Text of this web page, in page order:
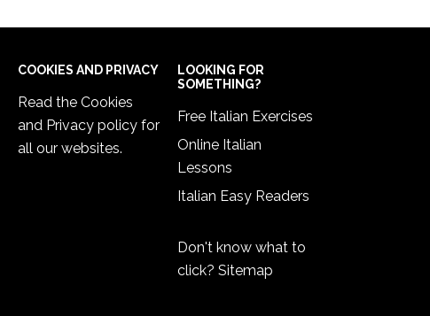
COOKIES AND PRIVACY
Read the Cookies
and Privacy policy for
all our websites.
LOOKING FOR
SOMETHING?
Free Italian Exercises
Online Italian
Lessons
Italian Easy Readers
Don't know what to
click? Sitemap